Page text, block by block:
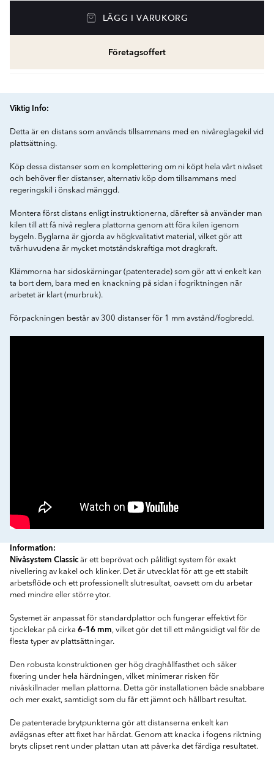
LÄGG I VARUKORG
Företagsoffert
Viktig Info:
Detta är en distans som används tillsammans med en nivåreglagekil vid
plattsättning.
Köp dessa distanser som en komplettering om ni köpt hela vårt nivåset
och behöver fler distanser, alternativ köp dom tillsammans med
regeringskil i önskad mänggd.
Montera först distans enligt instruktionerna, därefter så använder man
kilen till att få nivå reglera plattorna genom att föra kilen igenom
bygeln. Byglarna är gjorda av högkvalitativt material, vilket gör att
tvärhuvudena är mycket motståndskraftiga mot dragkraft.
Klämmorna har sidoskärningar (patenterade) som gör att vi enkelt kan
ta bort dem, bara med en knackning på sidan i fogriktningen när
arbetet är klart (murbruk).
Förpackningen består av 300 distanser för 1 mm avstånd/fogbredd.
Information:
Nivåsystem Classic är ett beprövat och pålitligt system för exakt
nivellering av kakel och klinker. Det är utvecklat för att ge ett stabilt
arbetsflöde och ett professionellt slutresultat, oavsett om du arbetar
med mindre eller större ytor.
Systemet är anpassat för standardplattor och fungerar effektivt för
tjocklekar på cirka 6–16 mm, vilket gör det till ett mångsidigt val för de
flesta typer av plattsättningar.
Den robusta konstruktionen ger hög draghållfasthet och säker
fixering under hela härdningen, vilket minimerar risken för
nivåskillnader mellan plattorna. Detta gör installationen både snabbare
och mer exakt, samtidigt som du får ett jämnt och hållbart resultat.
De patenterade brytpunkterna gör att distanserna enkelt kan
avlägsnas efter att fixet har härdat. Genom att knacka i fogens riktning
bryts clipset rent under plattan utan att påverka det färdiga resultatet.